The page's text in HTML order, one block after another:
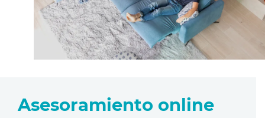
Asesoramiento online